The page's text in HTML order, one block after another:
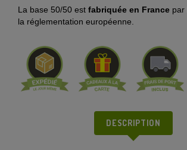
La base 50/50 est fabriquée en France par
la réglementation européenne.
DESCRIPTION